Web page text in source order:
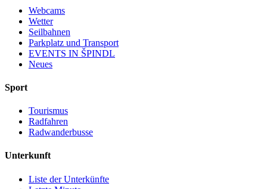
Webcams
Wetter
Seilbahnen
Parkplatz und Transport
EVENTS IN ŠPINDL
Neues
Sport
Tourismus
Radfahren
Radwanderbusse
Unterkunft
Liste der Unterkünfte